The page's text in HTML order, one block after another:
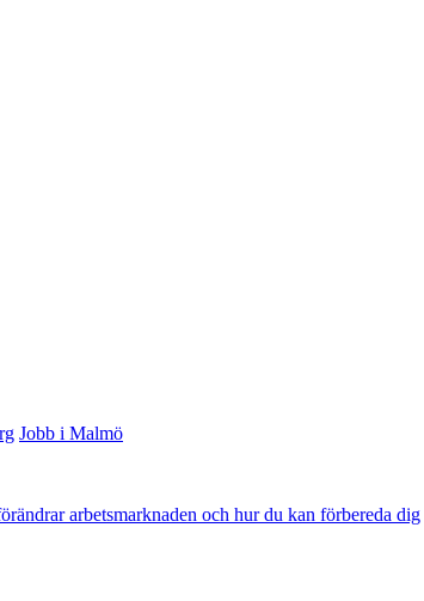
Jobb i Malmö
arbetsmarknaden och hur du kan förbereda dig